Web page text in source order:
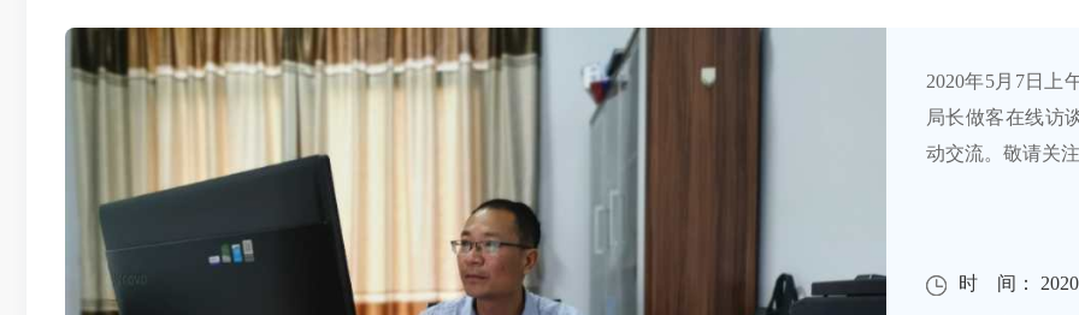
2020年5月7日上
局长做客在线访
动交流。敬请关
时 间：